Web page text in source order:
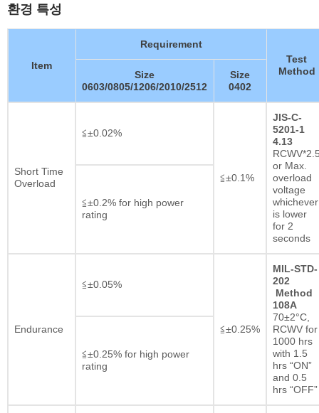
환경 특성
Item
Requirement
Test
Method
Size
0603/0805/1206/2010/2512
Size
0402
Short Time
Overload
≦±0.02%
≦±0.1%
JIS-C-
5201-1
4.13
or Max.
overload
voltage
whichever
is lower
for 2
seconds
≦±0.2% for high power
rating
Endurance
≦±0.05%
≦±0.25%
MIL-STD-
202
Method
108A
70±2°C,
RCWV for
1000 hrs
with 1.5
hrs “ON”
and 0.5
hrs “OFF”
≦±0.25% for high power
rating